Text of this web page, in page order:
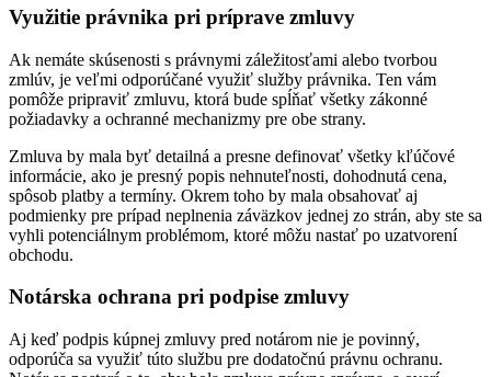
Využitie právnika pri príprave zmluvy
Ak nemáte skúsenosti s právnymi záležitosťami alebo tvorbou
zmlúv, je veľmi odporúčané využiť služby právnika. Ten vám
pomôže pripraviť zmluvu, ktorá bude spĺňať všetky zákonné
požiadavky a ochranné mechanizmy pre obe strany.
Zmluva by mala byť detailná a presne definovať všetky kľúčové
informácie, ako je presný popis nehnuteľnosti, dohodnutá cena,
spôsob platby a termíny. Okrem toho by mala obsahovať aj
podmienky pre prípad neplnenia záväzkov jednej zo strán, aby ste sa
vyhli potenciálnym problémom, ktoré môžu nastať po uzatvorení
obchodu.
Notárska ochrana pri podpise zmluvy
Aj keď podpis kúpnej zmluvy pred notárom nie je povinný,
odporúča sa využiť túto službu pre dodatočnú právnu ochranu.